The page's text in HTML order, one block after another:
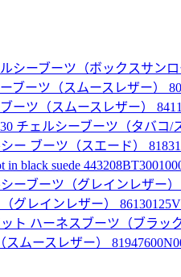
シーブーツ（ボックスサン
ブーツ（スムースレザー）
ーツ（スムースレザー）
チェルシーブーツ（タバコ/
ー ブーツ（スエード）
black suede
ーブーツ（グレインレザー）
グレインレザー）
ト ハーネスブーツ（ブラッ
ムースレザー）